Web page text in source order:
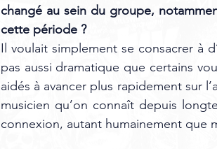
changé au sein du groupe,
cette période ?
Il voulait simplement se consacrer à
pas aussi dramatique que certains
aidés à avancer plus rapidement sur
musicien qu’on connaît depuis
connexion, autant humainement que